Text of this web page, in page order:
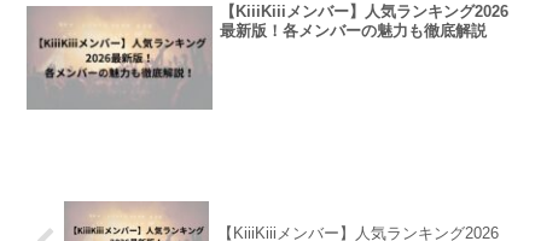
【KiiiKiiiメンバー】人気ランキング2026
最新版！各メンバーの魅力も徹底解説
【KiiiKiiiメンバー】人気ランキング2026